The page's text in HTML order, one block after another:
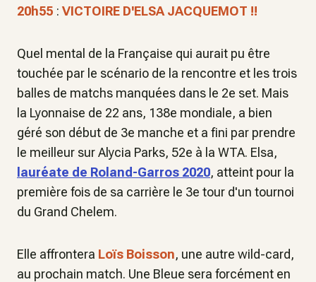
20h55 : VICTOIRE D'ELSA JACQUEMOT !!
Quel mental de la Française qui aurait pu être
touchée par le scénario de la rencontre et les trois
balles de matchs manquées dans le 2e set. Mais
la Lyonnaise de 22 ans, 138e mondiale, a bien
géré son début de 3e manche et a fini par prendre
le meilleur sur Alycia Parks, 52e à la WTA. Elsa,
lauréate de Roland-Garros 2020, atteint pour la
première fois de sa carrière le 3e tour d'un tournoi
du Grand Chelem.
Elle affrontera Loïs Boisson, une autre wild-card,
au prochain match. Une Bleue sera forcément en